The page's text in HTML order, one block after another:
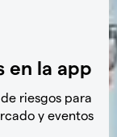
en la app
riesgos para
y eventos